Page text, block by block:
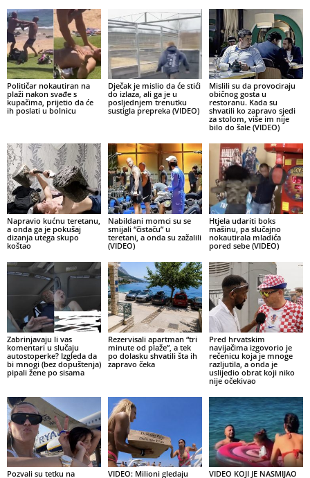
Političar nokautiran na
plaži nakon svađe s
kupačima, prijetio da će
ih poslati u bolnicu
Dječak je mislio da će stići
do izlaza, ali ga je u
posljednjem trenutku
sustigla prepreka (VIDEO)
Mislili su da provociraju
običnog gosta u
restoranu. Kada su
shvatili ko zapravo sjedi
za stolom, više im nije
bilo do šale (VIDEO)
Napravio kućnu teretanu,
a onda ga je pokušaj
dizanja utega skupo
koštao
Nabildani momci su se
smijali “čistaču” u
teretani, a onda su zažalili
(VIDEO)
Htjela udariti boks
mašinu, pa slučajno
nokautirala mladića
pored sebe (VIDEO)
Zabrinjavaju li vas
komentari u slučaju
autostoperke? Izgleda da
bi mnogi (bez dopuštenja)
pipali žene po sisama
Rezervisali apartman “tri
minute od plaže”, a tek
po dolasku shvatili šta ih
zapravo čeka
Pred hrvatskim
navijačima izgovorio je
rečenicu koja je mnoge
razljutila, a onda je
uslijedio obrat koji niko
nije očekivao
Pozvali su tetku na
VIDEO: Milioni gledaju
VIDEO KOJI JE NASMIJAO